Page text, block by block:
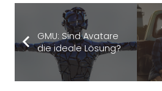
GMU: Sind Avatare
die ideale Lösung?